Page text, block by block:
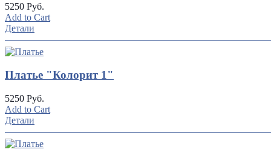
5250 Руб.
Add to Cart
Детали
Платье "Колорит 1"
5250 Руб.
Add to Cart
Детали